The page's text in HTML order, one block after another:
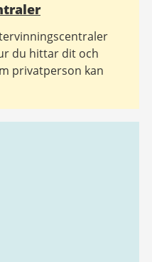
du hittar dit och
privatperson kan